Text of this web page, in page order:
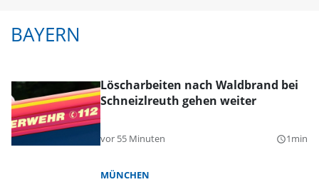
BAYERN
Löscharbeiten nach Waldbrand bei
Schneizlreuth gehen weiter
vor 55 Minuten query_builder1min
MÜNCHEN